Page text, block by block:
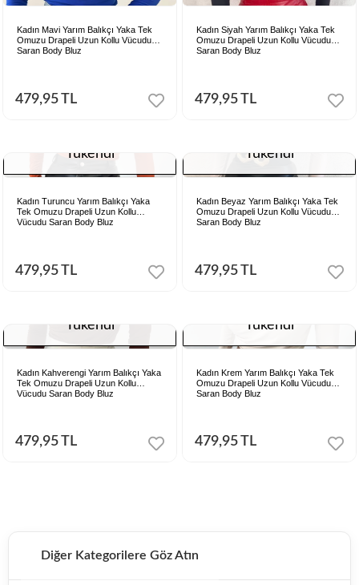
Kadın Mavi Yarım Balıkçı Yaka Tek
Omuzu Drapeli Uzun Kollu Vücudu
Saran Body Bluz
479,95 TL
Kadın Siyah Yarım Balıkçı Yaka Tek
Omuzu Drapeli Uzun Kollu Vücudu
Saran Body Bluz
479,95 TL
Tükendi
Kadın Turuncu Yarım Balıkçı Yaka
Tek Omuzu Drapeli Uzun Kollu
Vücudu Saran Body Bluz
479,95 TL
Tükendi
Kadın Beyaz Yarım Balıkçı Yaka Tek
Omuzu Drapeli Uzun Kollu Vücudu
Saran Body Bluz
479,95 TL
Tükendi
Kadın Kahverengi Yarım Balıkçı Yaka
Tek Omuzu Drapeli Uzun Kollu
Vücudu Saran Body Bluz
479,95 TL
Tükendi
Kadın Krem Yarım Balıkçı Yaka Tek
Omuzu Drapeli Uzun Kollu Vücudu
Saran Body Bluz
479,95 TL
Diğer Kategorilere Göz Atın